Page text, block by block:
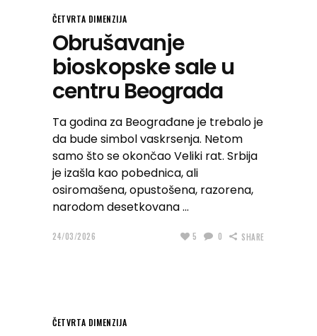
ČETVRTA DIMENZIJA
Obrušavanje
bioskopske sale u
centru Beograda
Ta godina za Beograđane je trebalo je
da bude simbol vaskrsenja. Netom
samo što se okončao Veliki rat. Srbija
je izašla kao pobednica, ali
osiromašena, opustošena, razorena,
narodom desetkovana
24/03/2026 5 0 SHARE
ČETVRTA DIMENZIJA